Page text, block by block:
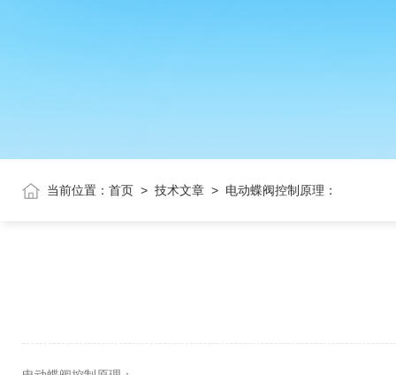
当前位置： 首页 > 技术文章 > 电动蝶阀控制原理：